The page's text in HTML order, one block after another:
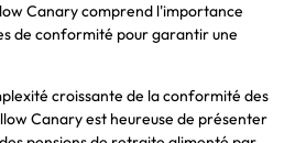
Canary comprend l'importance
de conformité pour garantir une
croissante de la conformité des
Canary est heureuse de présenter